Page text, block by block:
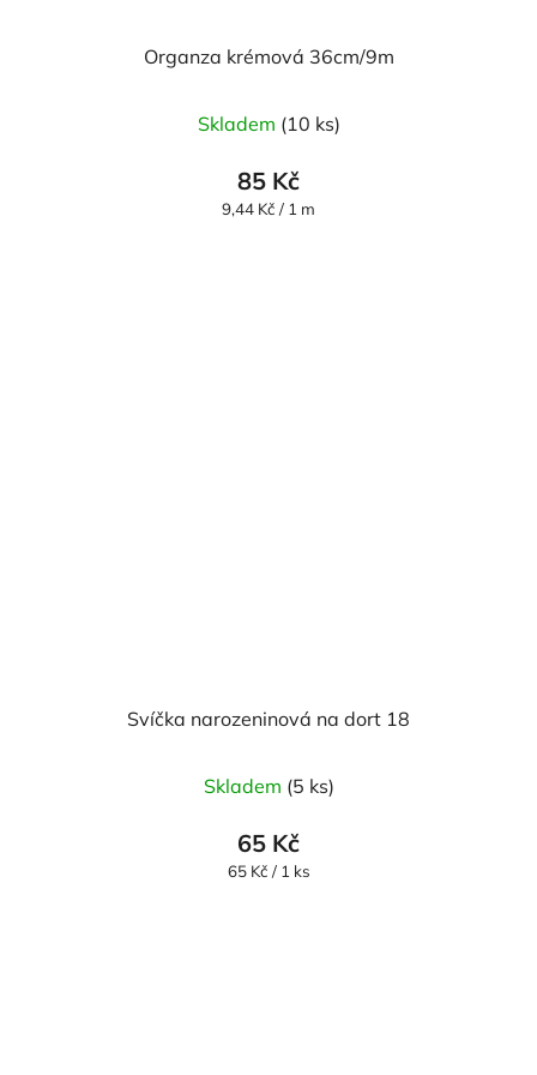
Organza krémová 36cm/9m
Skladem (10 ks)
85 Kč
Měrná
9,44 Kč / 1 m
Svíčka narozeninová na dort 18
Skladem (5 ks)
65 Kč
Měrná
65 Kč / 1 ks